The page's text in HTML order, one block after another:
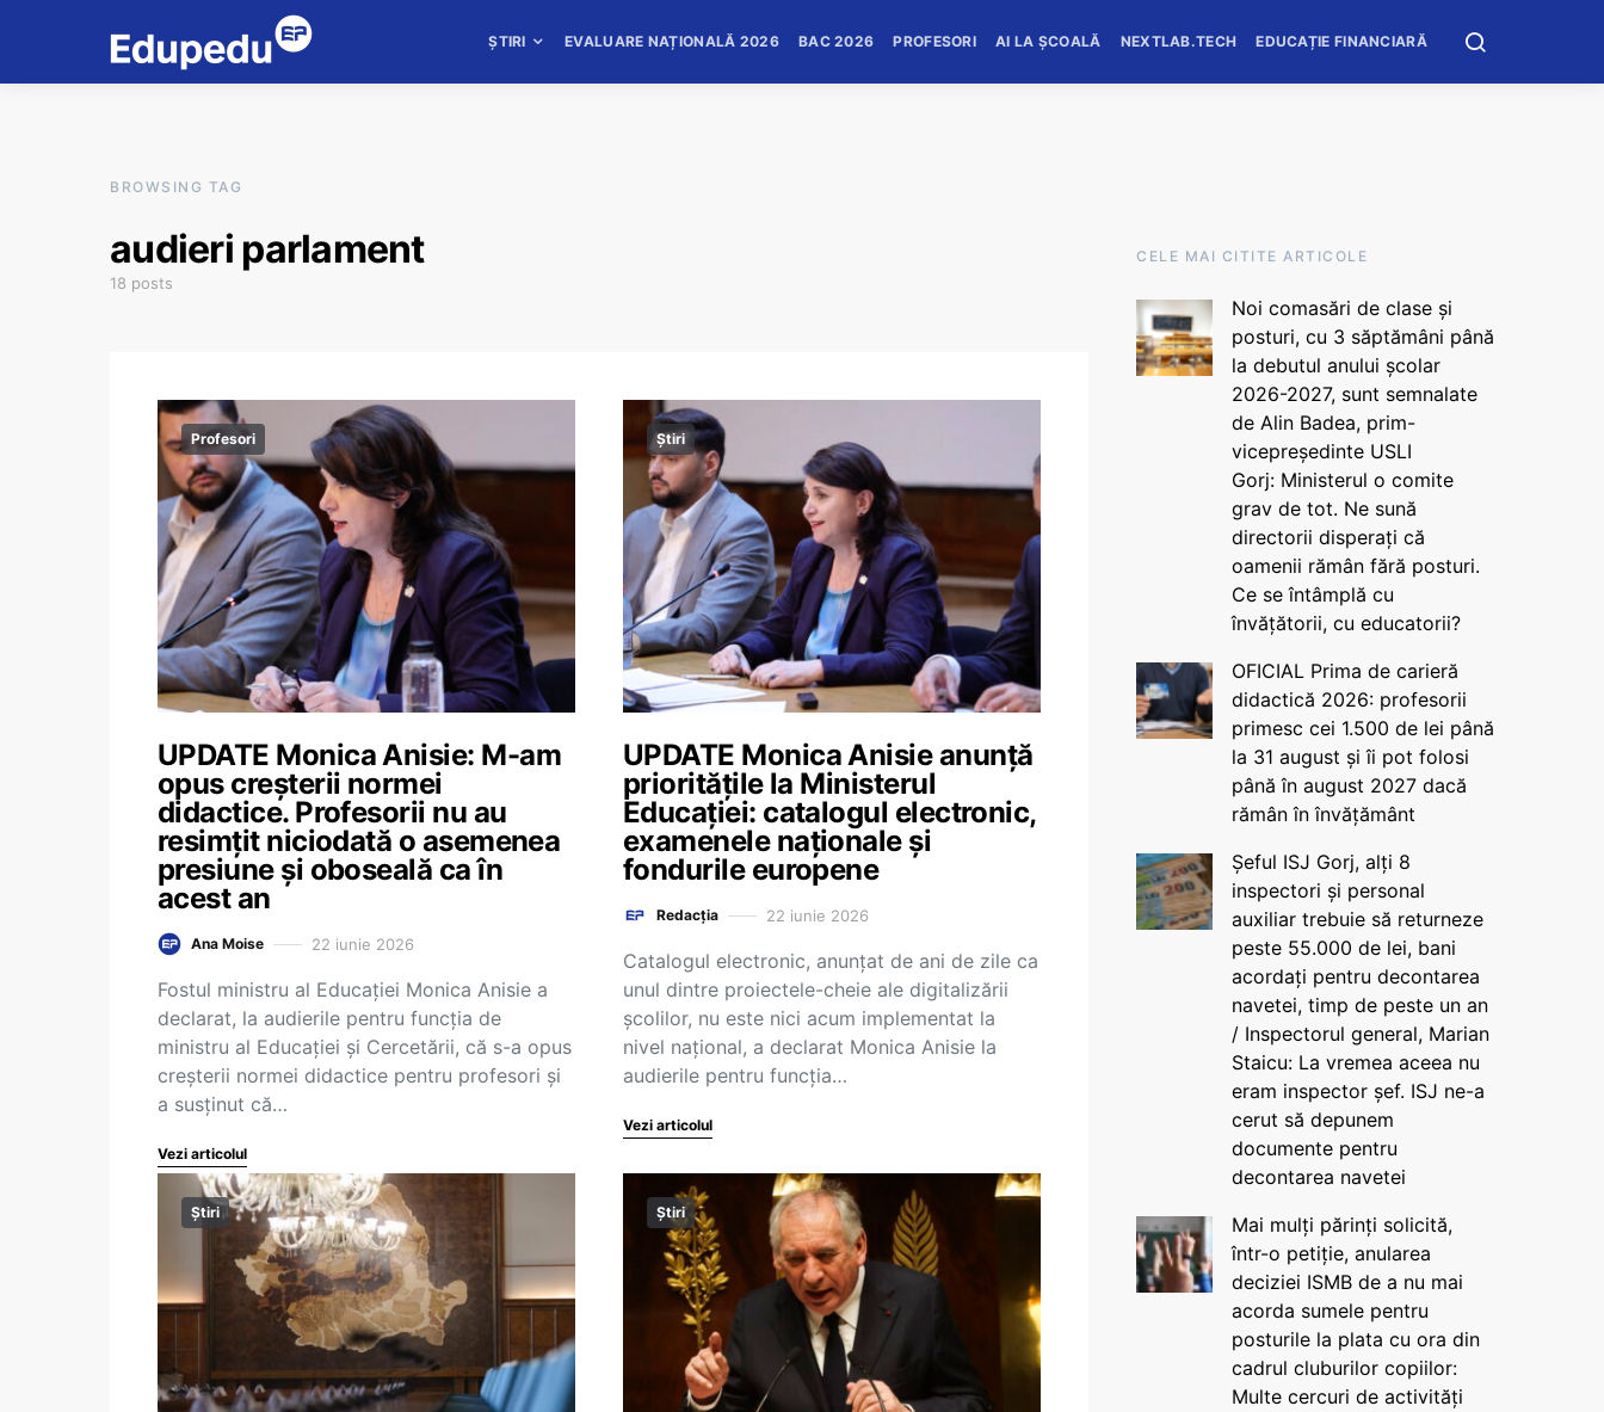
ȘTIRI EVALUARE NAȚIONALĂ 2026 BAC 2026 PROFESORI AI LA ȘCOALĂ NEXTLAB.TECH EDUCAȚIE FINANCIARĂ
BROWSING TAG
audieri parlament
18 posts
Profesori
UPDATE Monica Anisie: M-am
opus creșterii normei
didactice. Profesorii nu au
resimțit niciodată o asemenea
presiune și oboseală ca în
acest an
Ana Moise 22 iunie 2026
Fostul ministru al Educației Monica Anisie a
declarat, la audierile pentru funcția de
ministru al Educației și Cercetării, că s-a opus
creșterii normei didactice pentru profesori și
a susținut că…
Vezi articolul
Știri
UPDATE Monica Anisie anunță
prioritățile la Ministerul
Educației: catalogul electronic,
examenele naționale și
fondurile europene
Redacția 22 iunie 2026
Catalogul electronic, anunțat de ani de zile ca
unul dintre proiectele-cheie ale digitalizării
școlilor, nu este nici acum implementat la
nivel național, a declarat Monica Anisie la
audierile pentru funcția…
Vezi articolul
Știri Știri
CELE MAI CITITE ARTICOLE
Noi comasări de clase și
posturi, cu 3 săptămâni până
la debutul anului școlar
2026-2027, sunt semnalate
de Alin Badea, prim-
vicepreședinte USLI
Gorj: Ministerul o comite
grav de tot. Ne sună
directorii disperați că
oamenii rămân fără posturi.
Ce se întâmplă cu
învățătorii, cu educatorii?
OFICIAL Prima de carieră
didactică 2026: profesorii
primesc cei 1.500 de lei până
la 31 august și îi pot folosi
până în august 2027 dacă
rămân în învățământ
Șeful ISJ Gorj, alți 8
inspectori și personal
auxiliar trebuie să returneze
peste 55.000 de lei, bani
acordați pentru decontarea
navetei, timp de peste un an
/ Inspectorul general, Marian
Staicu: La vremea aceea nu
eram inspector șef. ISJ ne-a
cerut să depunem
documente pentru
decontarea navetei
Mai mulți părinți solicită,
într-o petiție, anularea
deciziei ISMB de a nu mai
acorda sumele pentru
posturile la plata cu ora din
cadrul cluburilor copiilor:
Multe cercuri de activități